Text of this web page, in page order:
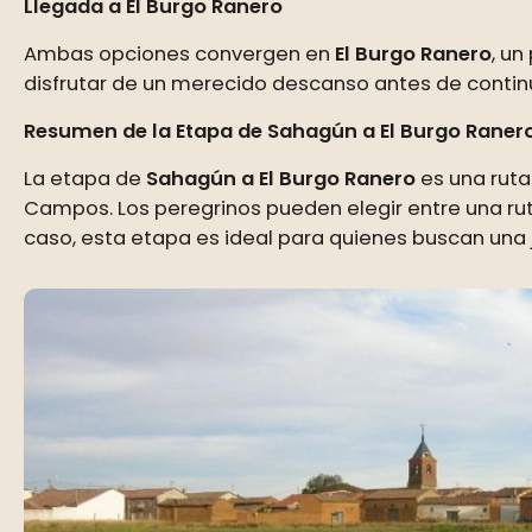
Llegada a El Burgo Ranero
Ambas opciones convergen en El Burgo Ranero,
disfrutar de un merecido descanso antes de
Resumen de la Etapa de Sahagún a El Burgo
La etapa de Sahagún a El Burgo Ranero es una
Campos. Los peregrinos pueden elegir entre una
caso, esta etapa es ideal para quienes buscan